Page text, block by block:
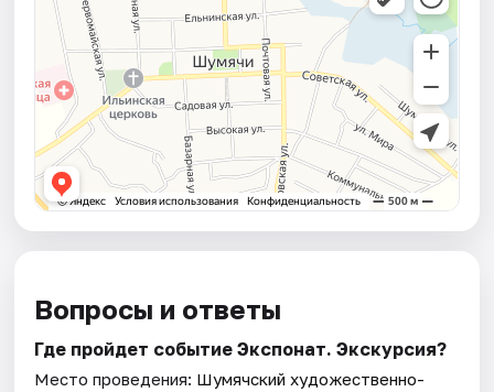
Вопросы и ответы
Где пройдет событие Экспонат. Экскурсия?
Место проведения: Шумячский художественно-